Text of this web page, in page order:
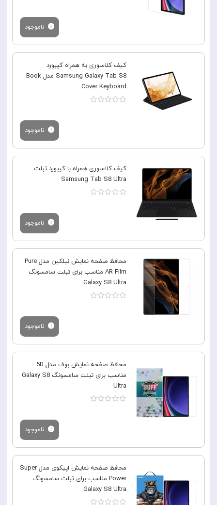
ناموجود
کیف کلاسوری به همراه کیبورد
Samsung Galaxy Tab S8 مدل Book
Cover Keyboard
ناموجود
کیف کلاسوری همراه با کیبورد تبلت
Samsung Tab S8 Ultra
ناموجود
محافظ صفحه نمایش نیلکین مدل Pure
AR Film مناسب برای تبلت سامسونگ
Galaxy S8 Ultra
ناموجود
محافظ صفحه نمایش بوف مدل 5D
مناسب برای تبلت سامسونگ Galaxy S8
Ultra
ناموجود
محافظ صفحه نمایش اپیکوی مدل Super
Power مناسب برای تبلت سامسونگ
Galaxy S8 Ultra